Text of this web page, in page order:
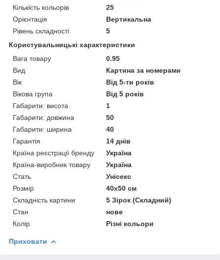
Кількість кольорів
25
Орієнтація
Вертикальна
Рівень складності
5
Користувальницькі характеристики
Вага товару
0.95
Вид
Картина за номерами
Вік
Від 5-ти років
Вікова група
Від 5 років
Габарити: висота
1
Габарити: довжина
50
Габарити: ширина
40
Гарантія
14 днів
Країна реєстрації бренду
Україна
Країна-виробник товару
Україна
Стать
Унісекс
Розмір
40х50 см
Складність картини
5 Зірок (Складний)
Стан
нове
Колір
Різні кольори
Приховати